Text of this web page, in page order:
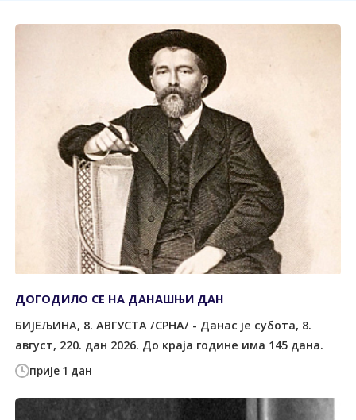
прије 1 дан
ДОГОДИЛО СЕ НА ДАНАШЊИ ДАН
БИЈЕЉИНА, 8. АВГУСТА /СРНА/ - Данас је субота, 8.
август, 220. дан 2026. До краја године има 145 дана.